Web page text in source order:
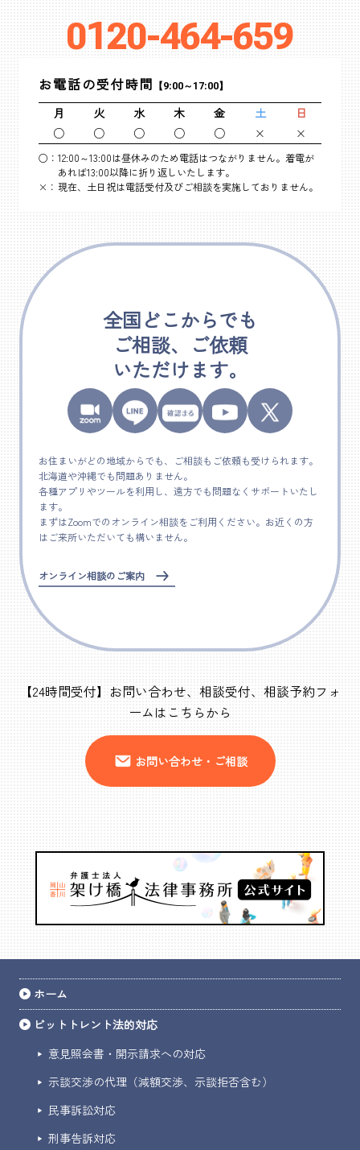
0120-464-659
お電話の受付時間 【9:00～17:00】
月 火 水 木 金 土
日
○
○ ○ ○ ○ × ×
○： 12:00～13:00は昼休みのため電話はつながりません。着電が
あれば13:00以降に折り返しいたします。
×： 現在、土日祝は電話受付及びご相談を実施しておりません。
全国どこからでも
ご相談、ご依頼
いただけます。
お住まいがどの地域からでも、ご相談もご依頼も受けられます。
北海道や沖縄でも問題ありません。
各種アプリやツールを利用し、遠方でも問題なくサポートいたし
ます。
まずはZoomでのオンライン相談をご利用ください。お近くの方
はご来所いただいても構いません。
オンライン相談のご案内
【24時間受付】お問い合わせ、相談受付、相談予約フォ
ームはこちらから
お問い合わせ・ご相談
ホーム
ビットトレント法的対応
意見照会書・開示請求への対応
示談交渉の代理（減額交渉、示談拒否含む）
民事訴訟対応
刑事告訴対応